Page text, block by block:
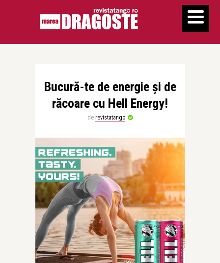
Bucură-te de energie și de
răcoare cu Hell Energy!
de revistatango